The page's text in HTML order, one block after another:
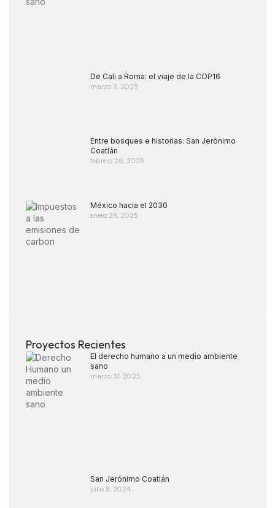
De Cali a Roma: el viaje de la COP16
marzo 3, 2025
Entre bosques e historias: San Jerónimo
Coatlán
febrero 26, 2025
México hacia el 2030
enero 28, 2025
Proyectos Recientes
El derecho humano a un medio ambiente
sano
marzo 31, 2025
San Jerónimo Coatlán
julio 8, 2024